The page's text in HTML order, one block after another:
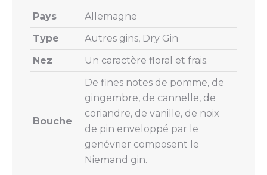
Pays
Allemagne
Type
Autres gins, Dry Gin
Nez
Un caractère floral et frais.
Bouche
De fines notes de pomme, de
gingembre, de cannelle, de
coriandre, de vanille, de noix
de pin enveloppé par le
genévrier composent le
Niemand gin.